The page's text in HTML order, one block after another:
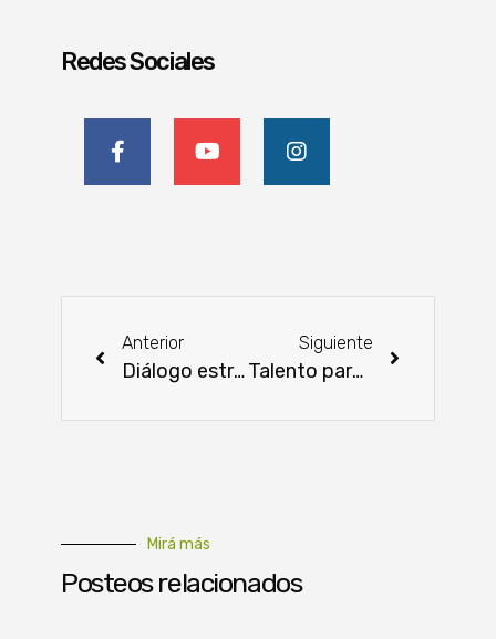
Redes Sociales
Anterior
Diálogo estratégico entre la CAPPRO y el MIC
Siguiente
Talento paraguayo se expande al mercado norteamericano con la interpretación financiera
Mirá más
Posteos relacionados